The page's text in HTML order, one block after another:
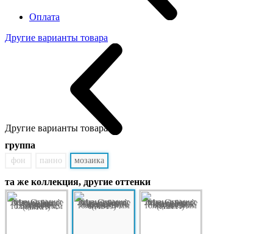
Оплата
Другие варианты товара
Другие варианты товара:
группа
фон панно мозаика
та же коллекция, другие оттенки